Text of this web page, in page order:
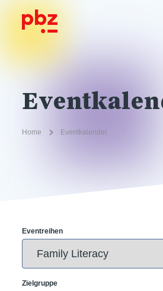
Home Eventkalender
Eventreihen
Zielgruppe